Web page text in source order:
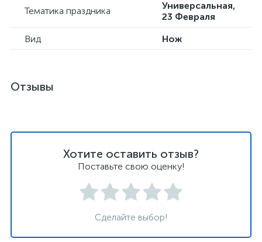
Тематика праздника
Универсальная,
23 Февраля
Вид
Нож
Отзывы
Хотите оставить отзыв?
Поставьте свою оценку!
Сделайте выбор!